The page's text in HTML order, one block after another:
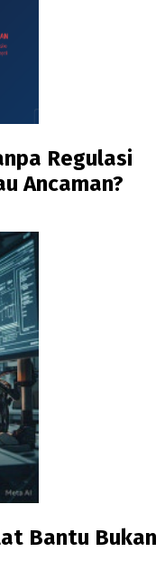
Regulasi
Ancaman?
Bantu Bukan